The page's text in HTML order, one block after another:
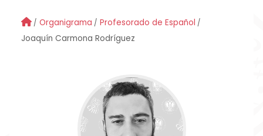
Organigrama
Profesorado de Español
Joaquín Carmona Rodríguez